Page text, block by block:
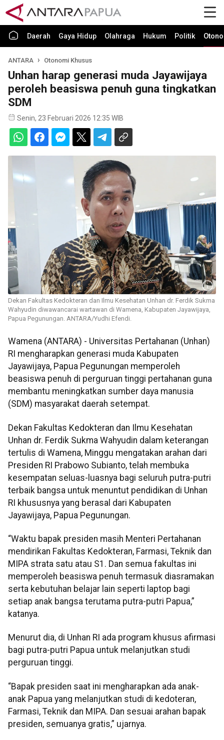
Daerah Gaya Hidup Olahraga Hukum Politik
ANTARA Otonomi Khusus
Unhan harap generasi muda Jayawijaya
peroleh beasiswa penuh guna tingkatkan
SDM
Senin, 23 Februari 2026 12:35 WIB
Dekan Fakultas Kedokteran dan Ilmu Kesehatan Unhan dr. Ferdik Sukma
Wahyudin diwawancarai wartawan di Wamena, Kabupaten Jayawijaya,
Papua Pegunungan. ANTARA/Yudhi Efendi.
Wamena (ANTARA) - Universitas Pertahanan (Unhan)
RI mengharapkan generasi muda Kabupaten
Jayawijaya, Papua Pegunungan memperoleh
beasiswa penuh di perguruan tinggi pertahanan guna
membantu meningkatkan sumber daya manusia
(SDM) masyarakat daerah setempat.
Dekan Fakultas Kedokteran dan Ilmu Kesehatan
Unhan dr. Ferdik Sukma Wahyudin dalam keterangan
tertulis di Wamena, Minggu mengatakan arahan dari
Presiden RI Prabowo Subianto, telah membuka
kesempatan seluas-luasnya bagi seluruh putra-putri
terbaik bangsa untuk menuntut pendidikan di Unhan
RI khususnya yang berasal dari Kabupaten
Jayawijaya, Papua Pegunungan.
“Waktu bapak presiden masih Menteri Pertahanan
mendirikan Fakultas Kedokteran, Farmasi, Teknik dan
MIPA strata satu atau S1. Dan semua fakultas ini
memperoleh beasiswa penuh termasuk diasramakan
serta kebutuhan belajar lain seperti laptop bagi
setiap anak bangsa terutama putra-putri Papua,”
katanya.
Menurut dia, di Unhan RI ada program khusus afirmasi
bagi putra-putri Papua untuk melanjutkan studi
perguruan tinggi.
“Bapak presiden saat ini mengharapkan ada anak-
anak Papua yang melanjutkan studi di kedoteran,
Farmasi, Teknik dan MIPA. Dan sesuai arahan bapak
presiden, semuanya gratis,” ujarnya.